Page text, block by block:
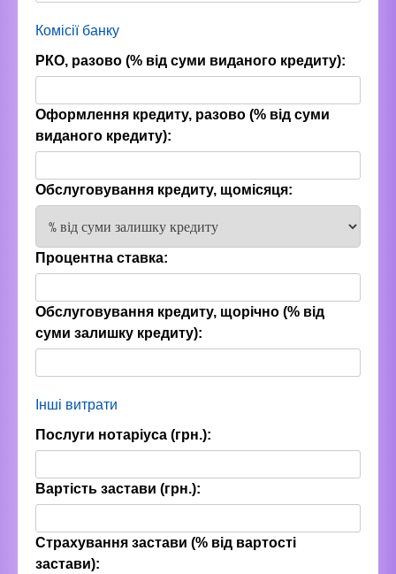
Комісії банку
РКО, разово (% від суми виданого кредиту):
Оформлення кредиту, разово (% від суми
виданого кредиту):
Обслуговування кредиту, щомісяця:
Процентна ставка:
Обслуговування кредиту, щорічно (% від
суми залишку кредиту):
Інші витрати
Послуги нотаріуса (грн.):
Вартість застави (грн.):
Страхування застави (% від вартості
застави):